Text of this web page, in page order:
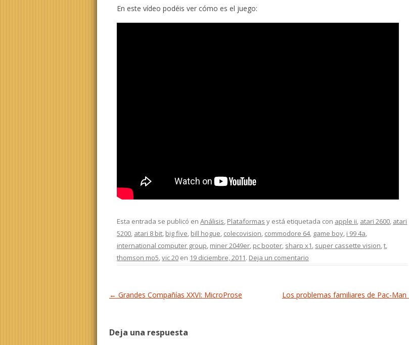
En este vídeo podéis ver cómo es el juego:
Esta entrada se publicó enAnálisis, Plataformas y está etiquetada con apple ii, atari 2600, atari
5200, atari 8 bit, big five, bill hogue, colecovision, commodore 64, game boy, i 99 4a,
international computer group, miner 2049er, pc booter, sharp x1, super cassette vision,t,
thomson mo5,vic 20 en 19 diciembre, 2011. Deja un comentario
Navegación de entradas
← Grandes Compañías XXVI: MicroProse Los problemas familiares de Pac-Man
Deja una respuesta